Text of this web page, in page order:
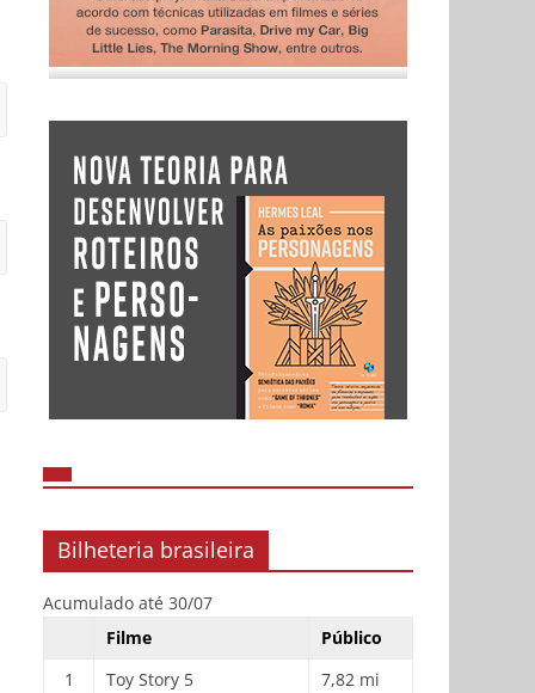
Bilheteria brasileira
Acumulado até 30/07
Filme
Público
1
Toy Story 5
7,82 mi